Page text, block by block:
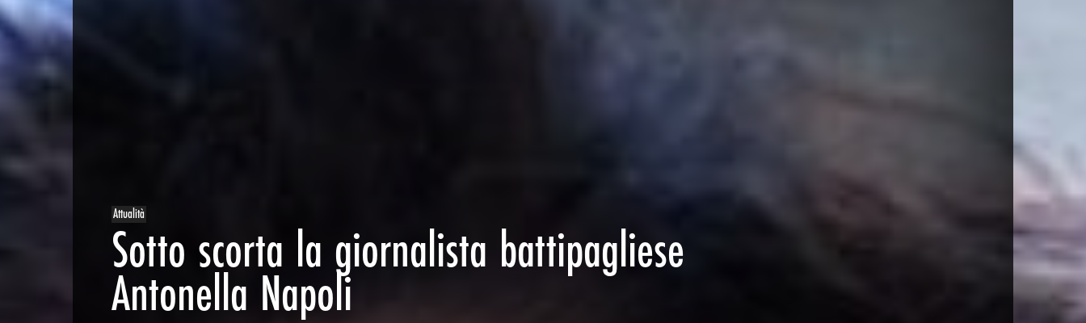
Attualità
Sotto scorta la giornalista battipagliese
Antonella Napoli